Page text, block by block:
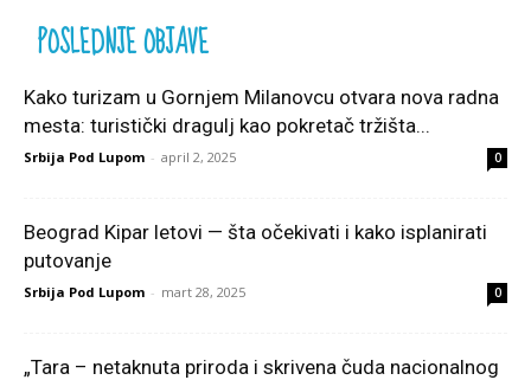
POSLEDNJE OBJAVE
Kako turizam u Gornjem Milanovcu otvara nova radna
mesta: turistički dragulj kao pokretač tržišta...
Srbija Pod Lupom - april 2, 2025 0
Beograd Kipar letovi — šta očekivati i kako isplanirati
putovanje
Srbija Pod Lupom - mart 28, 2025 0
„Tara – netaknuta priroda i skrivena čuda nacionalnog